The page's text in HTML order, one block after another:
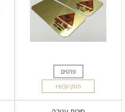
פרטים
הזמן עכשיו